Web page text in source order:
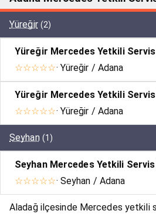
Yüreğir (2)
Yüreğir Mercedes Yetkili
☆☆☆☆☆· Yüreğir / Adana
Yüreğir Mercedes Yetkili
☆☆☆☆☆· Yüreğir / Adana
Seyhan (1)
Seyhan Mercedes Yetkili
☆☆☆☆☆· Seyhan / Adana
Aladağ ilçesinde Mercedes yetkili